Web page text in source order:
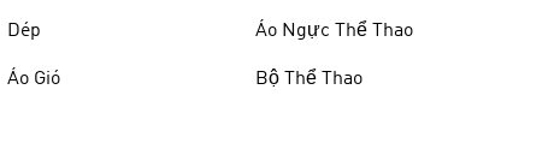
Dép
Áo Gió
Áo Ngực Thể Thao
Bộ Thể Thao